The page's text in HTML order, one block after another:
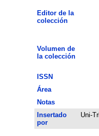
Editor de la
colección
Volumen de
la colección
ISSN
Área
Notas
Insertado
por
Uni-